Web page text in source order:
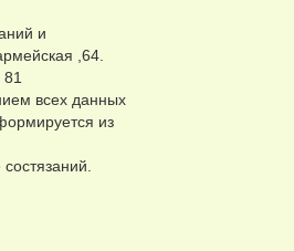
и
,64.
81
всех данных
из